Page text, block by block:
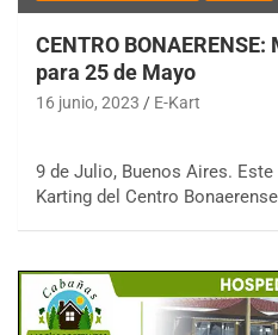
CENTRO
para 25 de Mayo
16 junio, 2023 E-Kart
9 de Julio, Buenos Aires.
Karting del Centro